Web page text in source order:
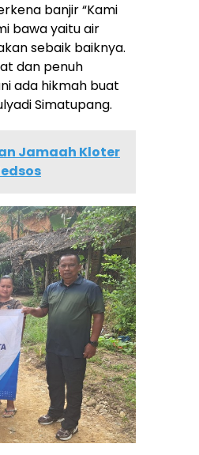
banjir “Kami
bawa yaitu air
sebaik baiknya.
dan penuh
ada hikmah buat
Simatupang.
Jamaah Kloter